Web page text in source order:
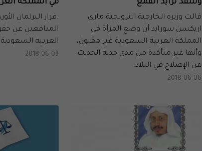
وتنتقد تزايد القمع
قالت وزيرة الخارجية النرويجية ماري
اريكسن سورايد أن وضع المرأة في
المملكة العربية السعودية غير مقبول،
وأنها غير متأكدة من مدى جدية الحديث
عن الإصلاح في البلاد.
2018-06-06
في المملكة
.قرار البرلمان
المدافعين عن
العربية السعودية
2018-06-03